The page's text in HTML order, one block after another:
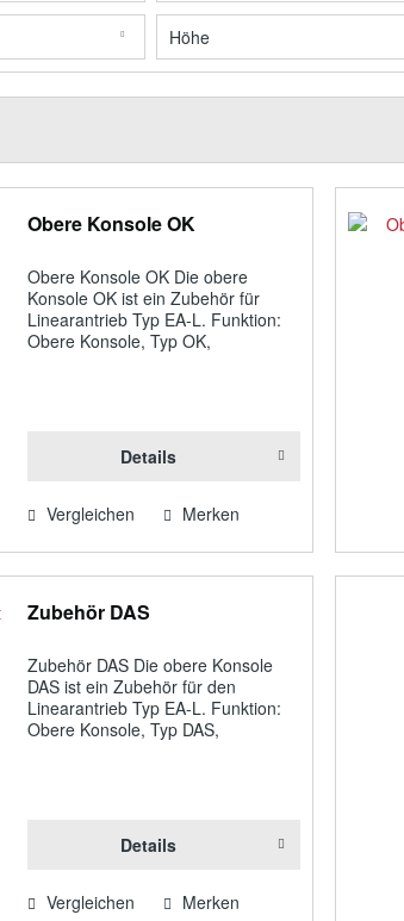
1000 mm
IP 32
IP 55
Höhe
Obere Konsole OK
Obere Konsole OK Die obere
Konsole OK ist ein Zubehör für
Linearantrieb Typ EA-L. Funktion:
Obere Konsole, Typ OK,
Details
Vergleichen Merken
Zubehör DAS
Zubehör DAS Die obere Konsole
DAS ist ein Zubehör für den
Linearantrieb Typ EA-L. Funktion:
Obere Konsole, Typ DAS,
Stiftschraube (d...
Details
Vergleichen Merken